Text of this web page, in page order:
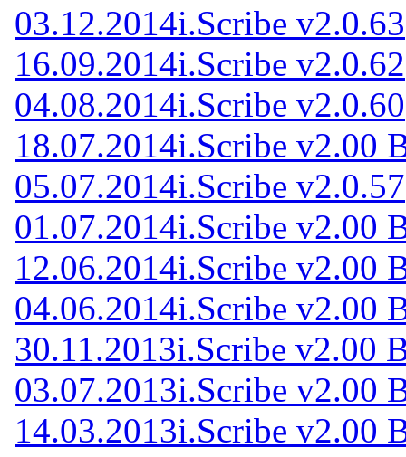
03.12.2014i.Scribe v2.0.63
16.09.2014i.Scribe v2.0.62
04.08.2014i.Scribe v2.0.60
18.07.2014i.Scribe v2.00
05.07.2014i.Scribe v2.0.57
01.07.2014i.Scribe v2.00
12.06.2014i.Scribe v2.00
04.06.2014i.Scribe v2.00
30.11.2013i.Scribe v2.00
03.07.2013i.Scribe v2.00
14.03.2013i.Scribe v2.00